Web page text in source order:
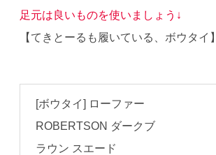
足元は良いものを使いましょう↓
【てきとーるも履いている、ボウタイ】
[ボウタイ] ローファー
ROBERTSON ダークブ
ラウン スエード